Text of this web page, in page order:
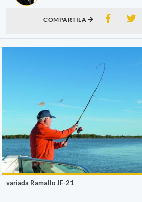
COMPARTILA
variada Ramallo JF-21